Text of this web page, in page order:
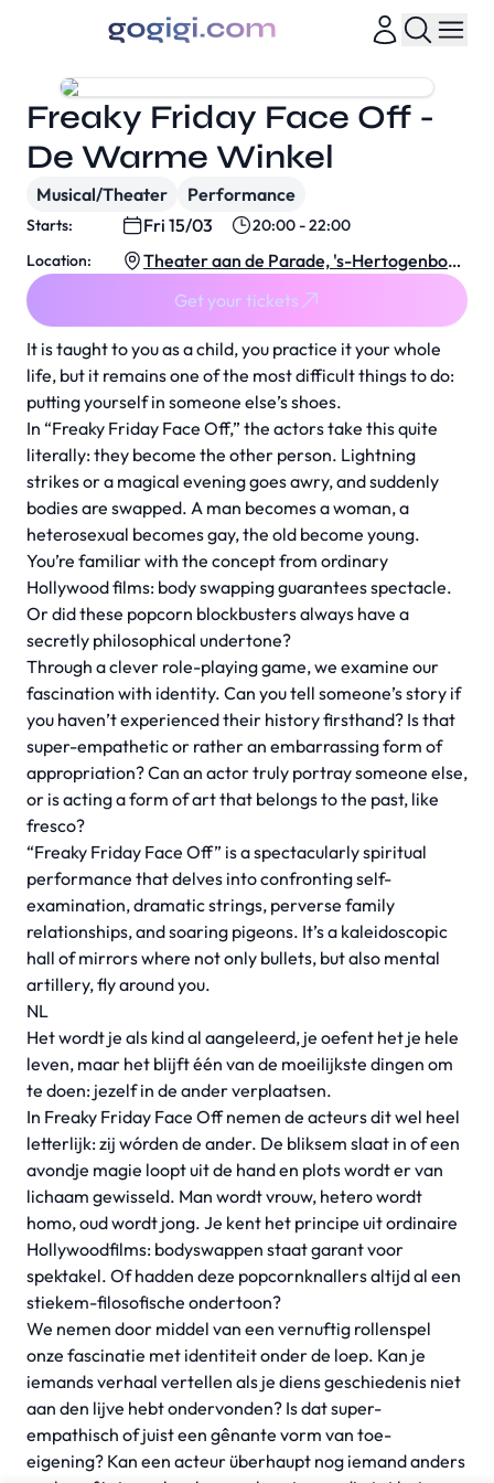
It is taught to you as a child, you practice it your whole
life, but it remains one of the most difficult things to do:
putting yourself in someone else’s shoes.
In “Freaky Friday Face Off,” the actors take this quite
literally: they become the other person. Lightning
strikes or a magical evening goes awry, and suddenly
bodies are swapped. A man becomes a woman, a
heterosexual becomes gay, the old become young.
You’re familiar with the concept from ordinary
Hollywood films: body swapping guarantees spectacle.
Or did these popcorn blockbusters always have a
secretly philosophical undertone?
Through a clever role-playing game, we examine our
fascination with identity. Can you tell someone’s story if
you haven’t experienced their history firsthand? Is that
super-empathetic or rather an embarrassing form of
appropriation? Can an actor truly portray someone else,
or is acting a form of art that belongs to the past, like
fresco?
“Freaky Friday Face Off” is a spectacularly spiritual
performance that delves into confronting self-
examination, dramatic strings, perverse family
relationships, and soaring pigeons. It’s a kaleidoscopic
hall of mirrors where not only bullets, but also mental
artillery, fly around you.
NL
Het wordt je als kind al aangeleerd, je oefent het je hele
leven, maar het blijft één van de moeilijkste dingen om
te doen: jezelf in de ander verplaatsen.
In Freaky Friday Face Offnemen de acteurs dit wel heel
letterlijk: zij wórden de ander. De bliksem slaat in of een
avondje magie loopt uit de hand en plots wordt er van
lichaam gewisseld. Man wordt vrouw, hetero wordt
homo, oud wordt jong. Je kent het principe uit ordinaire
Hollywoodfilms: bodyswappen staat garant voor
spektakel. Of hadden deze popcornknallers altijd al een
stiekem-filosofische ondertoon?
We nemen door middel van een vernuftig rollenspel
onze fascinatie met identiteit onder de loep. Kan je
iemands verhaal vertellen als je diens geschiedenis niet
aan den lijve hebt ondervonden? Is dat super-
empathisch of juist een gênante vorm van toe-
eigening? Kan een acteur überhaupt nog iemand anders
Freaky Friday Face Off -
De Warme Winkel
Musical/Theater Performance
Starts: Fri 15/03
20:00 - 22:00
Location:
Theater aan de Parade, 's-Hertogenbosc
Get your tickets